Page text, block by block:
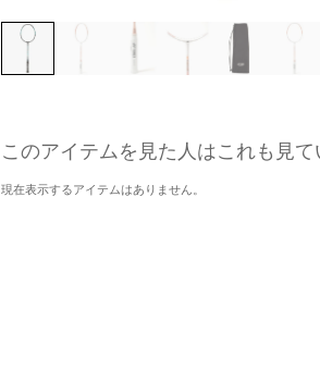
このアイテムを見た人はこれも見て
現在表示するアイテムはありません。